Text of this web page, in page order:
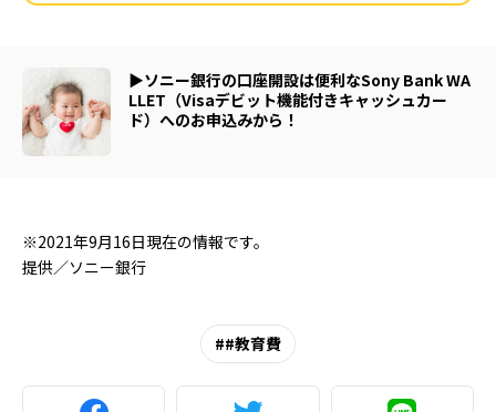
▶ソニー銀行の口座開設は便利なSony Bank WA
LLET（Visaデビット機能付きキャッシュカー
ド）へのお申込みから！
※2021年9月16日現在の情報です。
提供／ソニー銀行
#教育費